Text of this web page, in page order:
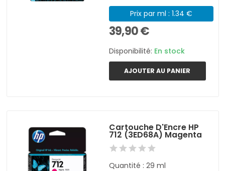
Prix par ml : 1.34 €
39,90 €
Disponibilité: En stock
AJOUTER AU PANIER
Cartouche D'Encre HP
712 (3ED68A) Magenta
Quantité : 29 ml